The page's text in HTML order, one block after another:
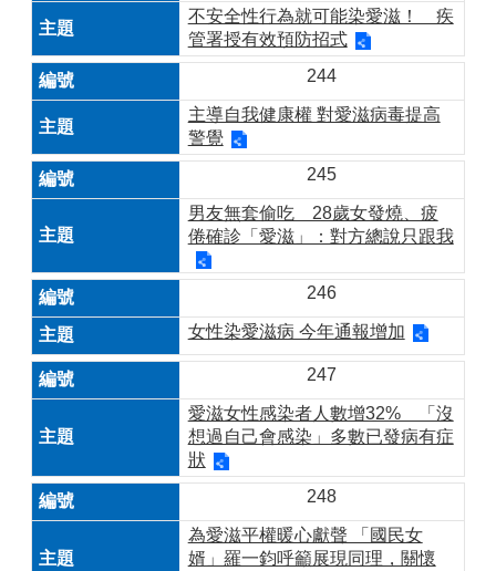
不安全性行為就可能染愛滋！ 疾
管署授有效預防招式
244
主導自我健康權 對愛滋病毒提高
警覺
245
男友無套偷吃 28歲女發燒、疲
倦確診「愛滋」：對方總說只跟我
246
女性染愛滋病 今年通報增加
247
愛滋女性感染者人數增32% 「沒
想過自己會感染」多數已發病有症
狀
248
為愛滋平權暖心獻聲 「國民女
婿」羅一鈞呼籲展現同理，關懷